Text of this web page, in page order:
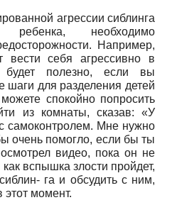
агрессии сиблинга
ребенка, необходимо
Например,
вести себя агрессивно в
будет полезно, если вы
шаги для разделения детей
спокойно попросить
из комнаты, сказав: «У
самоконтролем. Мне нужно
очень помогло, если бы ты
видео, пока он не
вспышка злости пройдет,
га и обсудить с ним,
этот момент.